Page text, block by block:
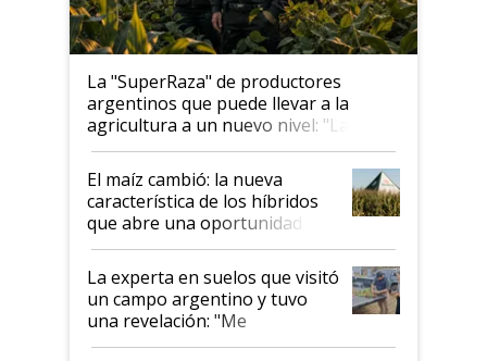
La "SuperRaza" de productores
argentinos que puede llevar a la
agricultura a un nuevo nivel: "Las
posibilidades de crecimiento son
infinitas"
El maíz cambió: la nueva
característica de los híbridos
que abre una oportunidad en
el lote
La experta en suelos que visitó
un campo argentino y tuvo
una revelación: "Me
impresionó mucho"